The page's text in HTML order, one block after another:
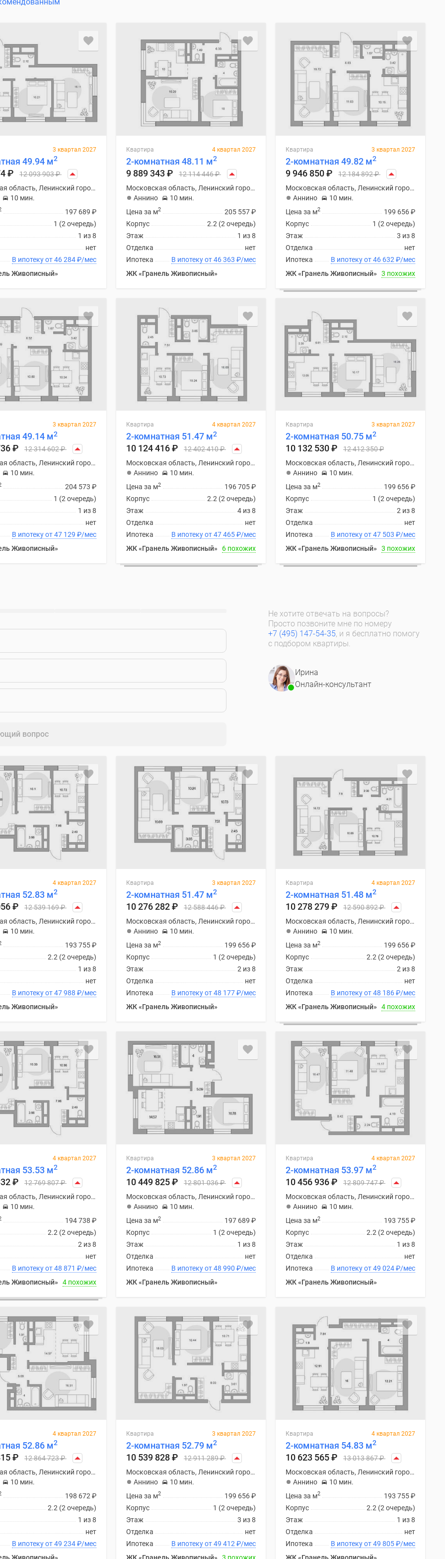
3 квартал 2027
49.94 м2
₽ 12 093 903₽
Московская область, Ленинский городской округ
10 мин.
197 689 ₽
1 (2 очередь)
1 из 8
нет
В ипотеку от 46 284₽/мес
Живописный»
Квартира 4 квартал 2027
2-комнатная 48.11 м2
9 889 343₽ 12 114 446₽
Московская область, Ленинский городской округ
Аннино
10 мин.
205 557₽
Цена за м2
2.2 (2 очередь)
Корпус
1 из 8
Этаж
нет
Отделка
В ипотеку от 46 363 ₽/мес
Ипотека
ЖК «Гранель Живописный»
Квартира 3 квартал 2027
2-комнатная 49.82 м2
9 946 850₽ 12 184 892₽
Московская область, Ленинский городской округ
Аннино
10 мин.
199 656₽
Цена за м2
1 (2 очередь)
Корпус
3 из 8
Этаж
нет
Отделка
В ипотеку от 46 632 ₽/мес
Ипотека
ЖК «Гранель Живописный» 3 похожих
3 квартал 2027
49.14 м2
₽ 12 314 602₽
Московская область, Ленинский городской округ
10 мин.
204 573 ₽
1 (2 очередь)
1 из 8
нет
В ипотеку от 47 129 ₽/мес
Живописный»
Квартира 4 квартал 2027
2-комнатная 51.47 м2
10 124 416₽ 12 402 410₽
Московская область, Ленинский городской округ
Аннино
10 мин.
196 705₽
Цена за м2
2.2 (2 очередь)
Корпус
4 из 8
Этаж
нет
Отделка
В ипотеку от 47 465₽/мес
Ипотека
ЖК «Гранель Живописный»
6 похожих
Квартира 3 квартал 2027
2-комнатная 50.75 м2
10 132 530₽ 12 412 350₽
Московская область, Ленинский городской округ
Аннино
10 мин.
199 656₽
Цена за м2
1 (2 очередь)
Корпус
2 из 8
Этаж
нет
Отделка
В ипотеку от 47 503 ₽/мес
Ипотека
ЖК «Гранель Живописный» 3 похожих
вопрос
Не хотите отвечать на вопросы?
Просто позвоните мне по номеру
+7 (495) 147-54-35, и я бесплатно помогу
с подбором квартиры.
Ирина
Онлайн-консультант
4 квартал 2027
52.83 м2
₽ 12 539 169₽
Московская область, Ленинский городской округ
10 мин.
193 755₽
2.2 (2 очередь)
1 из 8
нет
В ипотеку от 47 988 ₽/мес
Живописный»
Квартира 3 квартал 2027
2-комнатная 51.47 м2
10 276 282₽ 12 588 446₽
Московская область, Ленинский городской округ
Аннино
10 мин.
199 656₽
Цена за м2
1 (2 очередь)
Корпус
2 из 8
Этаж
нет
Отделка
В ипотеку от 48 177₽/мес
Ипотека
ЖК «Гранель Живописный»
Квартира 4 квартал 2027
2-комнатная 51.48 м2
10 278 279₽ 12 590 892₽
Московская область, Ленинский городской округ
Аннино
10 мин.
199 656₽
Цена за м2
2.2 (2 очередь)
Корпус
2 из 8
Этаж
нет
Отделка
В ипотеку от 48 186₽/мес
Ипотека
ЖК «Гранель Живописный» 4 похожих
4 квартал 2027
53.53 м2
₽ 12 769 807₽
Московская область, Ленинский городской округ
10 мин.
194 738 ₽
2.2 (2 очередь)
2 из 8
нет
В ипотеку от 48 871 ₽/мес
Живописный» 4 похожих
Квартира 3 квартал 2027
2-комнатная 52.86 м2
10 449 825₽ 12 801 036₽
Московская область, Ленинский городской округ
Аннино
10 мин.
197 689 ₽
Цена за м2
1 (2 очередь)
Корпус
1 из 8
Этаж
нет
Отделка
В ипотеку от 48 990 ₽/мес
Ипотека
ЖК «Гранель Живописный»
Квартира 4 квартал 2027
2-комнатная 53.97 м2
10 456 936₽ 12 809 747₽
Московская область, Ленинский городской округ
Аннино
10 мин.
193 755₽
Цена за м2
2.2 (2 очередь)
Корпус
1 из 8
Этаж
нет
Отделка
В ипотеку от 49 024₽/мес
Ипотека
ЖК «Гранель Живописный»
4 квартал 2027
52.86 м2
₽ 12 864 723₽
Московская область, Ленинский городской округ
10 мин.
198 672 ₽
2.2 (2 очередь)
1 из 8
нет
В ипотеку от 49 234₽/мес
Живописный»
Квартира 3 квартал 2027
2-комнатная 52.79 м2
10 539 828₽ 12 911 289₽
Московская область, Ленинский городской округ
Аннино
10 мин.
199 656₽
Цена за м2
1 (2 очередь)
Корпус
3 из 8
Этаж
нет
Отделка
В ипотеку от 49 412 ₽/мес
Ипотека
ЖК «Гранель Живописный» 3 похожих
Квартира 4 квартал 2027
2-комнатная 54.83 м2
10 623 565₽ 13 013 867₽
Московская область, Ленинский городской округ
Аннино
10 мин.
193 755₽
Цена за м2
2.2 (2 очередь)
Корпус
1 из 8
Этаж
нет
Отделка
В ипотеку от 49 805₽/мес
Ипотека
ЖК «Гранель Живописный»